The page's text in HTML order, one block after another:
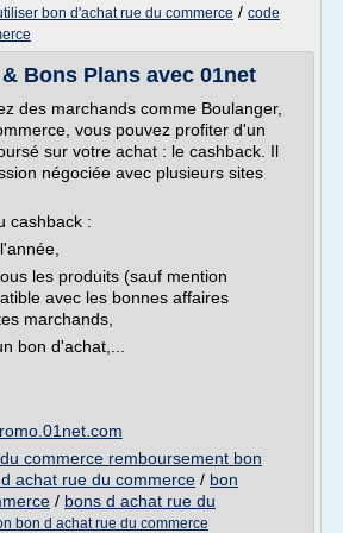
bon d'achat rue du commerce / code
Bons Plans avec 01net
des marchands comme Boulanger,
vous pouvez profiter d'un
sur votre achat : le cashback. Il
négociée avec plusieurs sites
cashback :
les produits (sauf mention
avec les bonnes affaires
marchands,
bon d'achat,...
commerce remboursement bon
achat rue du commerce / bon
/ bons d achat rue du
bon d achat rue du commerce